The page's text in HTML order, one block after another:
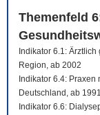
Themenfeld
Indikator 6.1:
Region, ab 2002
Indikator 6.4:
Deutschland, ab 1991
Indikator 6.6: